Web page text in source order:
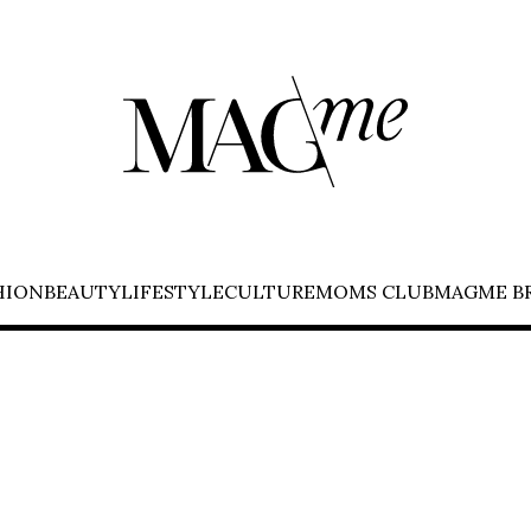
BEAUTYLIFESTYLECULTUREMOMS CLUBMAGME